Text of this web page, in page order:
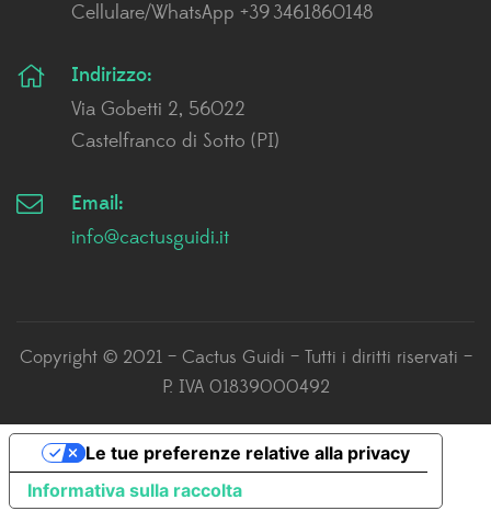
Cellulare/WhatsApp +39 3461860148
Indirizzo:
Via Gobetti 2, 56022
Castelfranco di Sotto (PI)
Email:
info@cactusguidi.it
Copyright © 2021 – Cactus Guidi – Tutti i diritti riservati –
P. IVA 01839000492
Informativa sulla raccolta
Le tue preferenze relative alla privacy